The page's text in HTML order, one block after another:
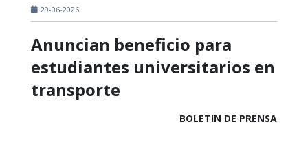
29-06-2026
Anuncian beneficio para
estudiantes universitarios en
transporte
BOLETIN DE PRENSA